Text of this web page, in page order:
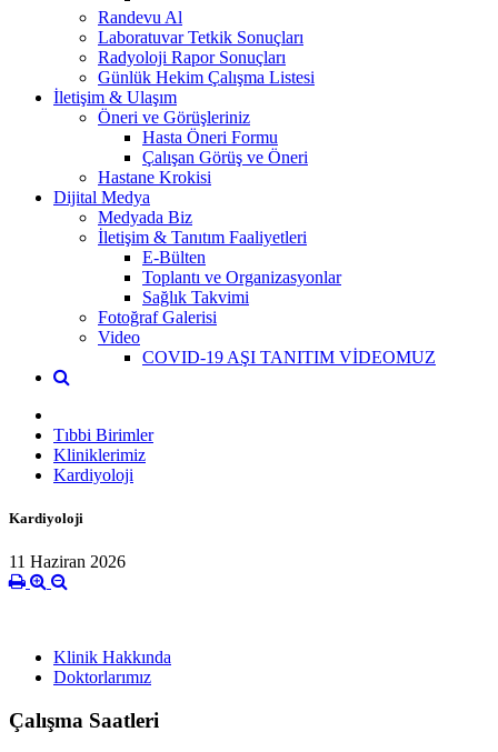
Randevu Al
Laboratuvar Tetkik Sonuçları
Radyoloji Rapor Sonuçları
Günlük Hekim Çalışma Listesi
İletişim & Ulaşım
Öneri ve Görüşleriniz
Hasta Öneri Formu
Çalışan Görüş ve Öneri
Hastane Krokisi
Dijital Medya
Medyada Biz
İletişim & Tanıtım Faaliyetleri
E-Bülten
Toplantı ve Organizasyonlar
Sağlık Takvimi
Fotoğraf Galerisi
Video
COVID-19 AŞI TANITIM VİDEOMUZ
Tıbbi Birimler
Kliniklerimiz
Kardiyoloji
Kardiyoloji
11 Haziran 2026
Klinik Hakkında
Doktorlarımız
Çalışma Saatleri